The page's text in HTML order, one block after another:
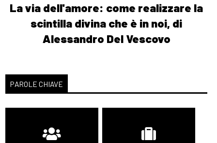
La via dell'amore: come realizzare la
scintilla divina che è in noi, di
Alessandro Del Vescovo
PAROLE CHIAVE